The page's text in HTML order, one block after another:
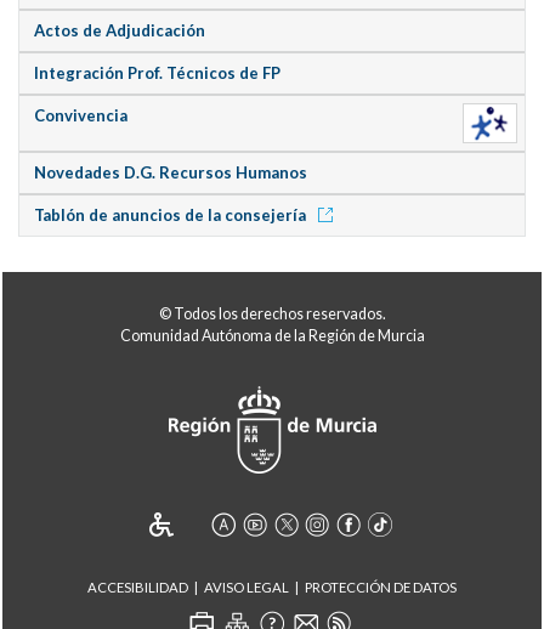
Actos de Adjudicación
Integración Prof. Técnicos de FP
Convivencia
Novedades D.G. Recursos Humanos
Tablón de anuncios de la consejería
© Todos los derechos reservados.
Comunidad Autónoma de la Región de Murcia
ACCESIBILIDAD AVISO LEGAL PROTECCIÓN DE DATOS